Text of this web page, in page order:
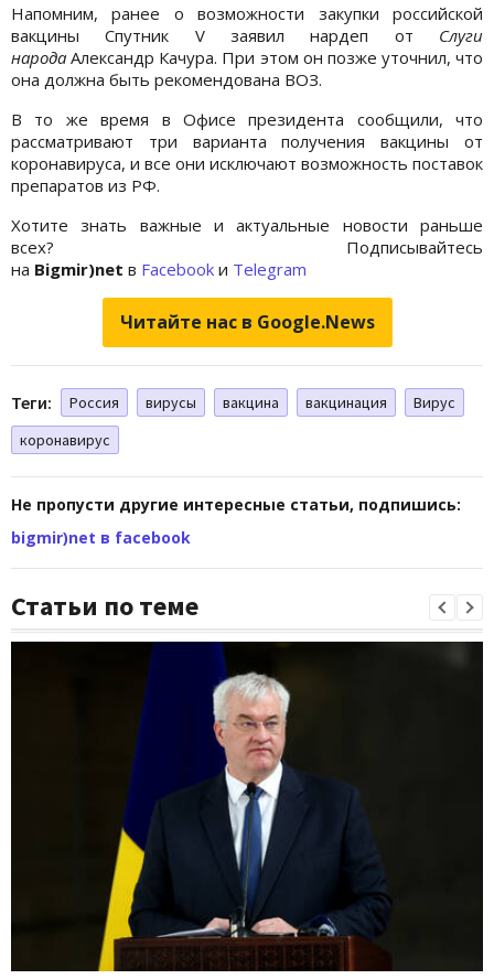
Напомним, ранее о возможности закупки российской
вакцины Спутник V заявил нардеп от Слуги
народа Александр Качура. При этом он позже уточнил, что
она должна быть рекомендована ВОЗ.
В то же время в Офисе президента сообщили, что
рассматривают три варианта получения вакцины от
коронавируса, и все они исключают возможность поставок
препаратов из РФ.
Хотите знать важные и актуальные новости раньше
всех? Подписывайтесь
на Bigmir)net в Facebook и Telegram
Читайте нас в Google.News
Теги: Россия вирусы вакцина вакцинация
Вирус
коронавирус
Не пропусти другие интересные статьи, подпишись:
bigmir)net в facebook
Статьи по теме